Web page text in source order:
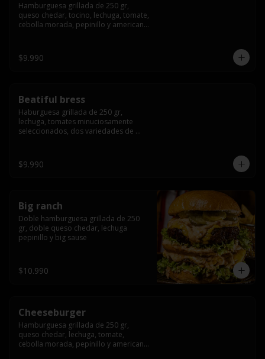
Hamburguesa grillada de 250 gr,
queso chedar, tocino, lechuga, tomate,
cebolla morada, pepinillo y american
$9.990
Beatiful bress
Haburguesa grillada de 250 gr,
lechuga, tomates minuciosamente
seleccionados, dos variedades de
lentamente en el grill, para finalizar
todo con una envolvente salsa cristal
$9.990
Big ranch
Doble hamburguesa grillada de 250
gr, doble queso chedar, lechuga
pepinillo y big sause
$10.990
Cheeseburger
Hamburguesa grillada de 250 gr,
queso chedar, lechuga, tomate,
cebolla morada, pepinillo y american